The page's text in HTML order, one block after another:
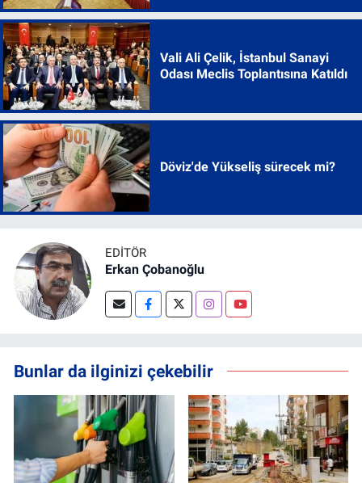
Vali Ali Çelik, İstanbul Sanayi
Odası Meclis Toplantısına Katıldı
Döviz'de Yükseliş sürecek mi?
EDITÖR
Erkan Çobanoğlu
Bunlar da ilginizi çekebilir